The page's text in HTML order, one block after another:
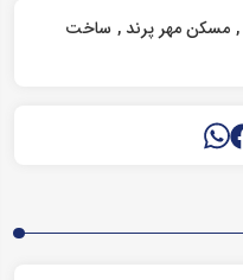
مسکن مهر پرند ساخت